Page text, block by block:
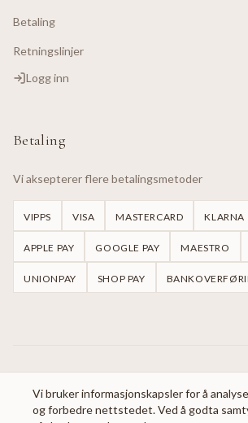
Vi bruker informasjonskapsler for å
og forbedre nettstedet. Ved å godta
Betaling
Retningslinjer
Logg inn
Betaling
Vi aksepterer flere betalingsmetoder
VIPPS VISA MASTERCARD KLARNA
APPLE PAY GOOGLE PAY MAESTRO
UNIONPAY SHOP PAY